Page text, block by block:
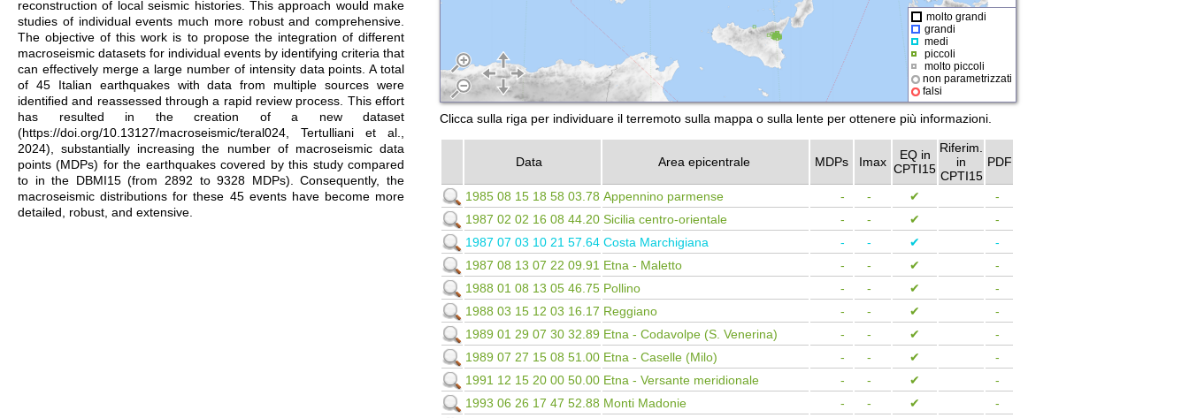
reconstruction of local seismic histories. This approach would make
studies of individual events much more robust and comprehensive.
The objective of this work is to propose the integration of different
macroseismic datasets for individual events by identifying criteria that
can effectively merge a large number of intensity data points. A total
of 45 Italian earthquakes with data from multiple sources were
identified and reassessed through a rapid review process. This effort
has resulted in the creation of a new dataset
(https://doi.org/10.13127/macroseismic/teral024, Tertulliani et al.,
2024), substantially increasing the number of macroseismic data
points (MDPs) for the earthquakes covered by this study compared
to in the DBMI15 (from 2892 to 9328 MDPs). Consequently, the
macroseismic distributions for these 45 events have become more
detailed, robust, and extensive.
molto grandi
grandi
medi
piccoli
molto piccoli
non parametrizzati
falsi
Clicca sulla riga per individuare il terremoto sulla mappa o sulla lente per ottenere più informazioni.
Data Area epicentrale MDPs Imax
EQ in
CPTI15
Riferim.
in
CPTI15
PDF
1985 08 15 18 58 03.78 Appennino parmense - - ✔
-
1987 02 02 16 08 44.20 Sicilia centro-orientale - - ✔
-
1987 07 03 10 21 57.64 Costa Marchigiana - - ✔
-
1987 08 13 07 22 09.91 Etna - Maletto - - ✔
-
1988 01 08 13 05 46.75 Pollino - - ✔
-
1988 03 15 12 03 16.17 Reggiano - - ✔
-
1989 01 29 07 30 32.89 Etna - Codavolpe (S. Venerina) - - ✔
-
1989 07 27 15 08 51.00 Etna - Caselle (Milo) - - ✔
-
1991 12 15 20 00 50.00 Etna - Versante meridionale - - ✔
-
1993 06 26 17 47 52.88 Monti Madonie - - ✔
-